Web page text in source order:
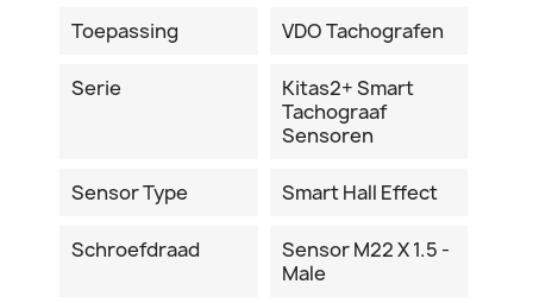
Toepassing VDO Tachografen
Serie
Kitas2+ Smart
Tachograaf
Sensoren
Sensor Type Smart Hall Effect
Schroefdraad
Sensor M22 X 1.5 -
Male